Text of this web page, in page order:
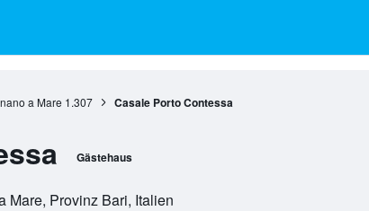
a Mare 1.307 Casale Porto Contessa
Gästehaus
Mare, Provinz Bari, Italien